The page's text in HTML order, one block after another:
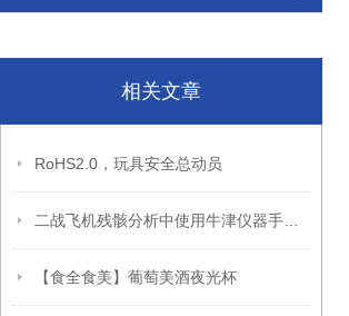
相关文章
RoHS2.0，玩具安全总动员
【食全食美】葡萄美酒夜光杯